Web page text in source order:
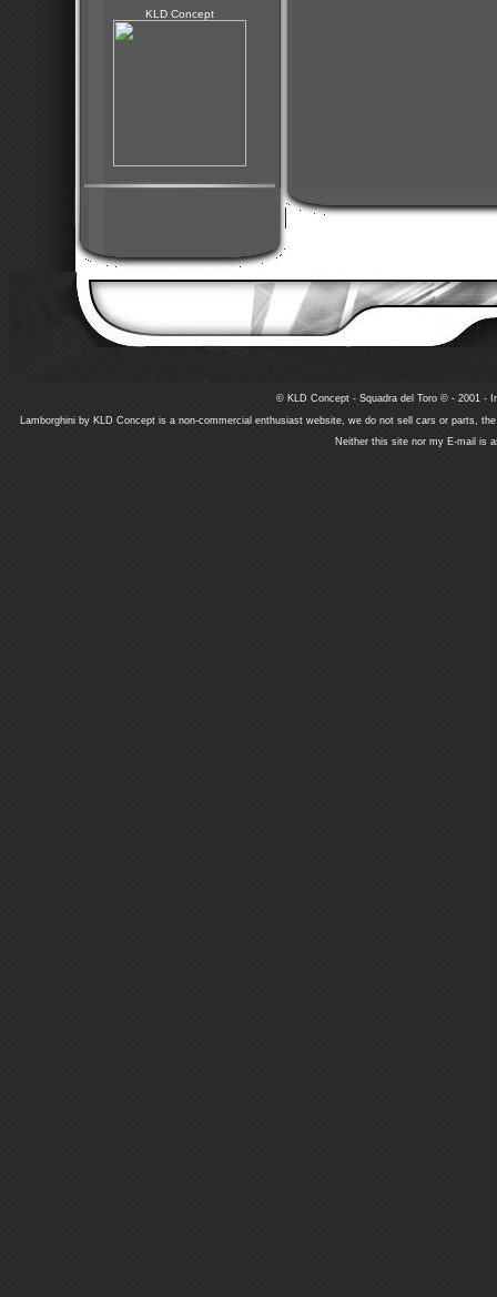
KLD Concept
© KLD Concept - Squadra del Toro © - 2001 -
Lamborghini by KLD Concept is a non-commercial enthusiast website, we do not sell cars or parts,
Neither this site nor my E-mail is